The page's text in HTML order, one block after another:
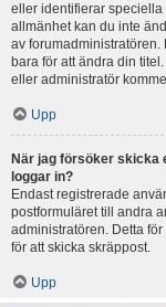
eller identifierar speciella
allmänhet kan du inte
av forumadministratören.
bara för att ändra din
eller administratör
Upp
När jag försöker skicka
loggar in?
Endast registrerade
postformuläret till andra
administratören. Detta
för att skicka skräppost.
Upp